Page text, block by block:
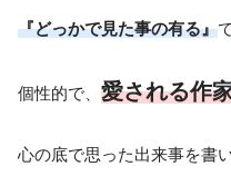
『どっかで見た事の有る』
個性的で、 愛される作
心の底で思った出来事を書